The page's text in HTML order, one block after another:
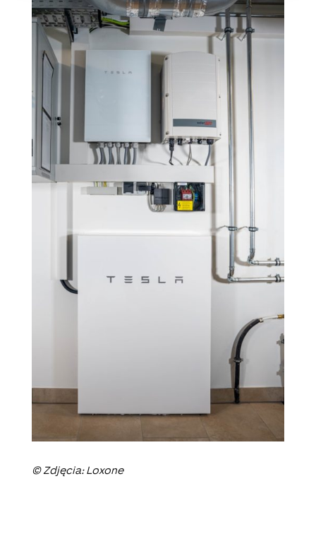
© Zdjęcia: Loxone